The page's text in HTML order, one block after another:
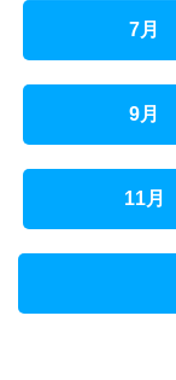
7月
9月
11月